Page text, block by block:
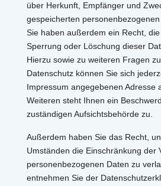
über Herkunft, Empfänger und
gespeicherten
Sie haben außerdem ein Recht,
Sperrung oder Löschung dieser
Hierzu sowie zu weiteren Fragen
Datenschutz können Sie sich
Impressum angegebenen Adresse
Weiteren steht Ihnen ein
zuständigen Aufsichtsbehörde zu.
Außerdem haben Sie das Recht,
Umständen die Einschränkung der
personenbezogenen Daten zu
entnehmen Sie der